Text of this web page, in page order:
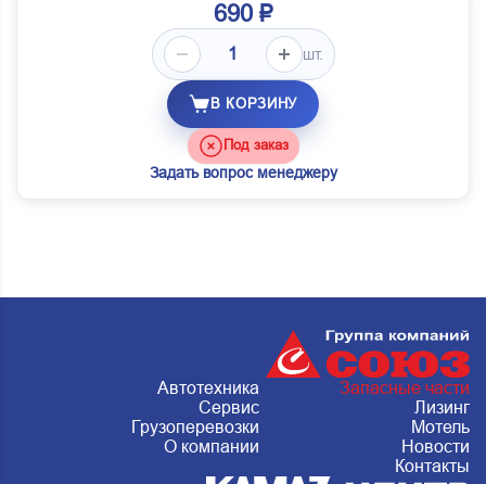
690 ₽
шт.
В КОРЗИНУ
Под заказ
Задать вопрос менеджеру
Автотехника
Запасные части
Сервис
Лизинг
Грузоперевозки
Мотель
О компании
Новости
Контакты